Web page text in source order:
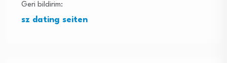
Geri bildirim:
sz dating seiten